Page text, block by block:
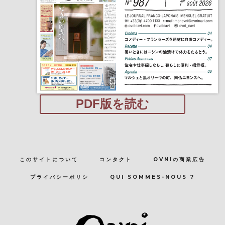
PDF版を読む
このサイトについて コンタクト OVNIの商業広告
プライバシーポリシ QUI SOMMES-NOUS ?